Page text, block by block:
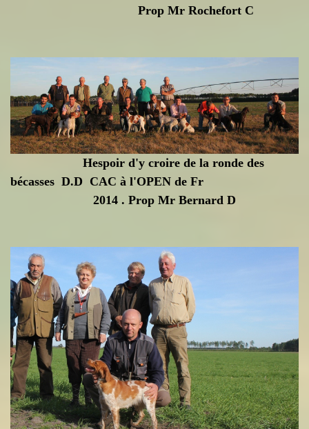
Prop Mr Rochefort C
Hespoir d'y croire de la ronde des
bécasses D.D CAC à l'OPEN de Fr
2014 . Prop Mr Bernard D